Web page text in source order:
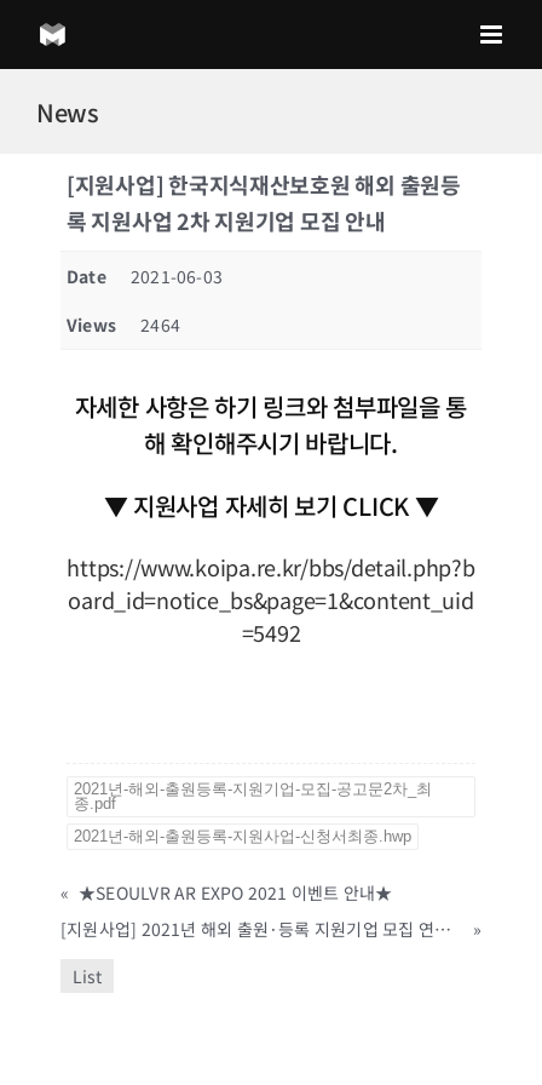
content
News
[지원사업] 한국지식재산보호원 해외 출원등
록 지원사업 2차 지원기업 모집 안내
Date
2021-06-03
Views
2464
자세한 사항은 하기 링크와 첨부파일을 통
해 확인해주시기 바랍니다.
▼ 지원사업 자세히 보기 CLICK ▼
https://www.koipa.re.kr/bbs/detail.php?b
oard_id=notice_bs&page=1&content_uid
=5492
2021년-해외-출원등록-지원기업-모집-공고문2차_최
종.pdf
2021년-해외-출원등록-지원사업-신청서최종.hwp
« ★SEOULVR AR EXPO 2021 이벤트 안내★
[지원사업] 2021년 해외 출원·등록 지원기업 모집 연장 공고(2차) (한국지식재산보호원, ~6/23까지)
»
List